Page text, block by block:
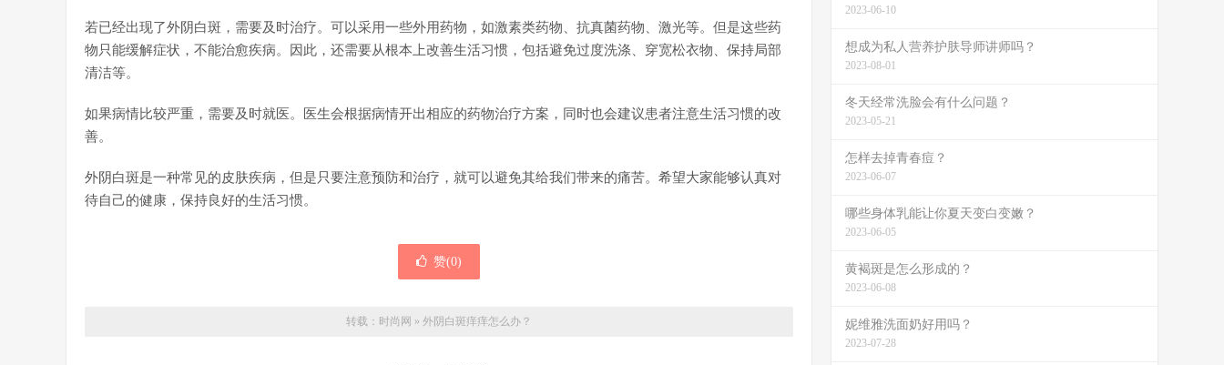
若已经出现了外阴白斑，需要及时治疗。可以采用一些外用药物，如激素类药物、抗真菌药物、激光等。但是这些药
物只能缓解症状，不能治愈疾病。因此，还需要从根本上改善生活习惯，包括避免过度洗涤、穿宽松衣物、保持局部
清洁等。
如果病情比较严重，需要及时就医。医生会根据病情开出相应的药物治疗方案，同时也会建议患者注意生活习惯的改
善。
外阴白斑是一种常见的皮肤疾病，但是只要注意预防和治疗，就可以避免其给我们带来的痛苦。希望大家能够认真对
待自己的健康，保持良好的生活习惯。
赞(0)
转载： 时尚网 » 外阴白斑痒痒怎么办？
2023-06-10
想成为私人营养护肤导师讲师吗？
2023-08-01
冬天经常洗脸会有什么问题？
2023-05-21
怎样去掉青春痘？
2023-06-07
哪些身体乳能让你夏天变白变嫩？
2023-06-05
黄褐斑是怎么形成的？
2023-06-08
妮维雅洗面奶好用吗？
2023-07-28